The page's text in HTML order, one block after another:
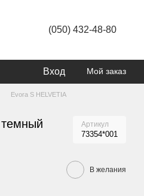
(050) 432-48-80
Вход Мой заказ
Evora S HELVETIA
Артикул
73354*001
В желания